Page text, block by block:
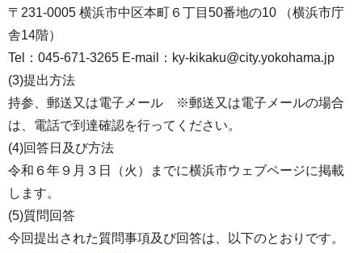
〒231-0005 横浜市中区本町６丁目50番地の10 （横浜市庁
舎14階）
Tel：045-671-3265 E-mail：ky-kikaku@city.yokohama.jp
(3)提出方法
持参、郵送又は電子メール ※郵送又は電子メールの場合
は、電話で到達確認を行ってください。
(4)回答日及び方法
令和６年９月３日（火）までに横浜市ウェブページに掲載
します。
(5)質問回答
今回提出された質問事項及び回答は、以下のとおりです。